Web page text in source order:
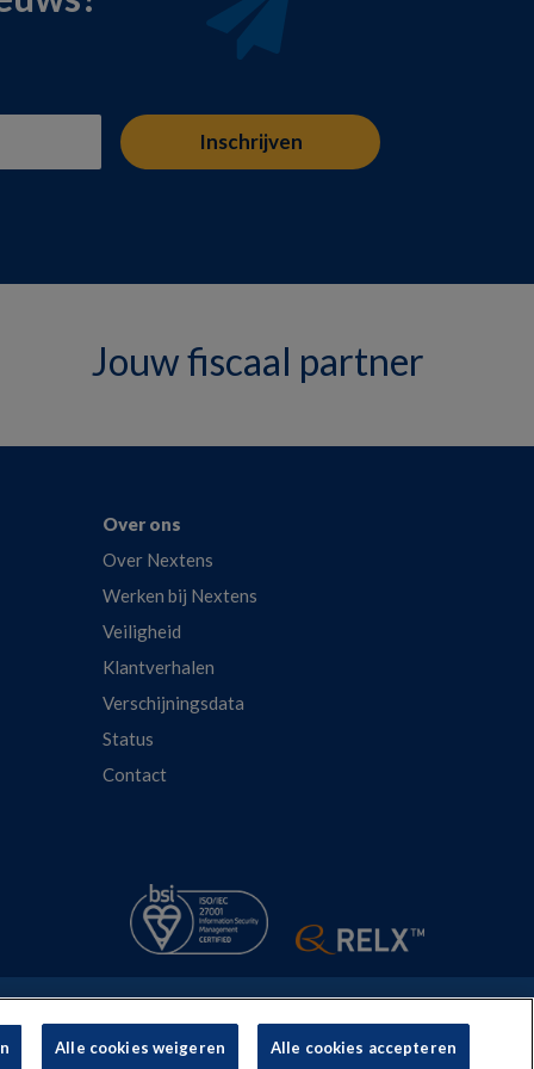
Jouw fiscaal partner
Over ons
Over Nextens
Werken bij Nextens
Veiligheid
Klantverhalen
Verschijningsdata
Status
Contact
Alle cookies weigeren Alle cookies accepteren